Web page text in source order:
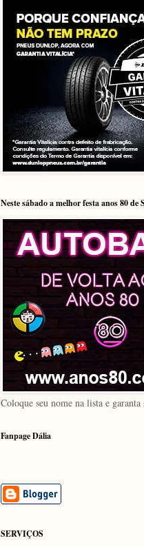
Neste sábado a melhor festa anos 80 de
Coloque seu nome na lista e garanta
Fanpage Dália
SERVIÇOS